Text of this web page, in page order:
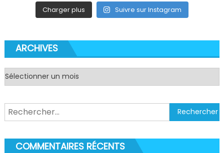
Charger plus Suivre sur Instagram
ARCHIVES
Archives
Rechercher :
COMMENTAIRES RÉCENTS